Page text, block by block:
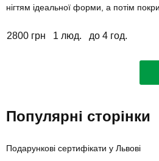
нігтям ідеальної форми, а потім
2800 грн 1 люд. до 4 год.
Популярні сторінки
Подарункові сертифікати у Львові